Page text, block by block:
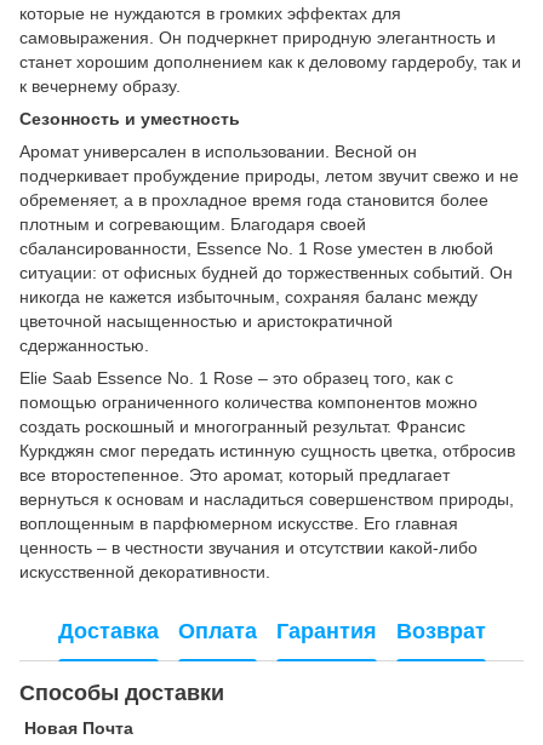
которые не нуждаются в громких эффектах для
самовыражения. Он подчеркнет природную элегантность и
станет хорошим дополнением как к деловому гардеробу, так и
к вечернему образу.
Сезонность и уместность
Аромат универсален в использовании. Весной он
подчеркивает пробуждение природы, летом звучит свежо и не
обременяет, а в прохладное время года становится более
плотным и согревающим. Благодаря своей
сбалансированности, Essence No. 1 Rose уместен в любой
ситуации: от офисных будней до торжественных событий. Он
никогда не кажется избыточным, сохраняя баланс между
цветочной насыщенностью и аристократичной
сдержанностью.
Elie Saab Essence No. 1 Rose – это образец того, как с
помощью ограниченного количества компонентов можно
создать роскошный и многогранный результат. Франсис
Куркджян смог передать истинную сущность цветка, отбросив
все второстепенное. Это аромат, который предлагает
вернуться к основам и насладиться совершенством природы,
воплощенным в парфюмерном искусстве. Его главная
ценность – в честности звучания и отсутствии какой-либо
искусственной декоративности.
Доставка Оплата Гарантия Возврат
Способы доставки
Новая Почта